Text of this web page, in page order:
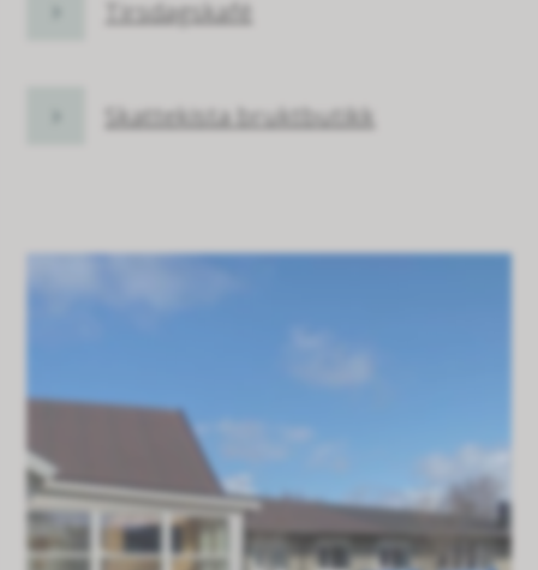
Tirsdagskafé
Skattekista bruktbutikk